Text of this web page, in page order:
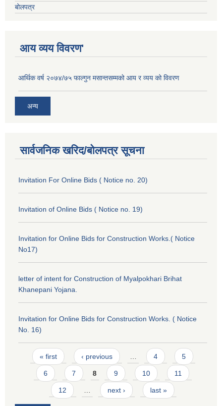
बोलपत्र
आय व्यय विवरण'
आर्थिक वर्ष २०७४/७५ फाल्गुन मसान्तसम्मको आय र व्यय को विवरण
अन्य
सार्वजनिक खरिद/बोलपत्र सूचना
Invitation For Online Bids ( Notice no. 20)
Invitation of Online Bids ( Notice no. 19)
Invitation for Online Bids for Construction Works.( Notice
No17)
letter of intent for Construction of Myalpokhari Brihat
Khanepani Yojana.
Invitation for Online Bids for Construction Works. ( Notice
No. 16)
Pages
« first ‹ previous … 4 5
6 7 8 9 10 11
12 … next › last »